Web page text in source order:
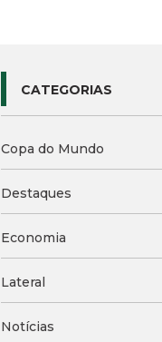
CATEGORIAS
Copa do Mundo
Destaques
Economia
Lateral
Notícias